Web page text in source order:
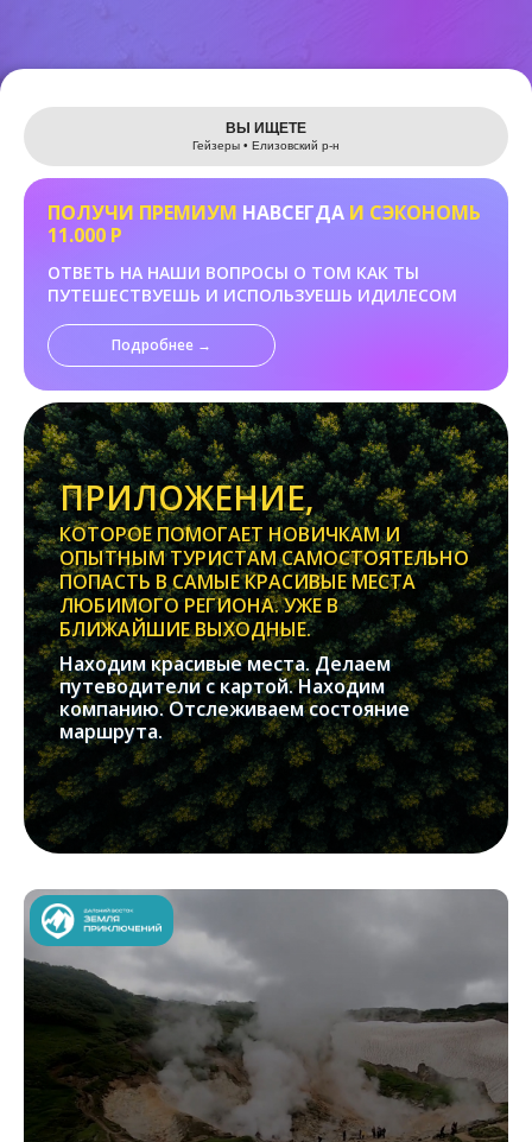
Leaflet
ВЫ ИЩЕТЕ
Гейзеры • Елизовский р-н
ПОЛУЧИ ПРЕМИУМ НАВСЕГДА И СЭКОНОМЬ
11.000 Р
ОТВЕТЬ НА НАШИ ВОПРОСЫ О ТОМ КАК ТЫ
ПУТЕШЕСТВУЕШЬ И ИСПОЛЬЗУЕШЬ ИДИЛЕСОМ
Подробнее →
ПРИЛОЖЕНИЕ,
КОТОРОЕ ПОМОГАЕТ НОВИЧКАМ И
ОПЫТНЫМ ТУРИСТАМ САМОСТОЯТЕЛЬНО
ПОПАСТЬ В САМЫЕ КРАСИВЫЕ МЕСТА
ЛЮБИМОГО РЕГИОНА. УЖЕ В
БЛИЖАЙШИЕ ВЫХОДНЫЕ.
Находим красивые места. Делаем
путеводители с картой. Находим
компанию. Отслеживаем состояние
маршрута.